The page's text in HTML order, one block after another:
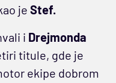
je Stef.
i Drejmonda
titule, gde je
ekipe dobrom